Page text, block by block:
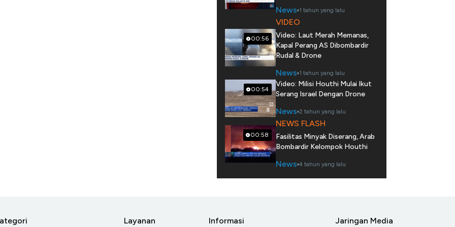
News 1 tahun yang lalu
00:56
VIDEO
Video: Laut Merah Memanas,
Kapal Perang AS Dibombardir
Rudal & Drone
News 1 tahun yang lalu
00:54
Video: Milisi Houthi Mulai Ikut
Serang Israel Dengan Drone
News 2 tahun yang lalu
00:58
NEWS FLASH
Fasilitas Minyak Diserang, Arab
Bombardir Kelompok Houthi
News 4 tahun yang lalu
Layanan Informasi Jaringan Media